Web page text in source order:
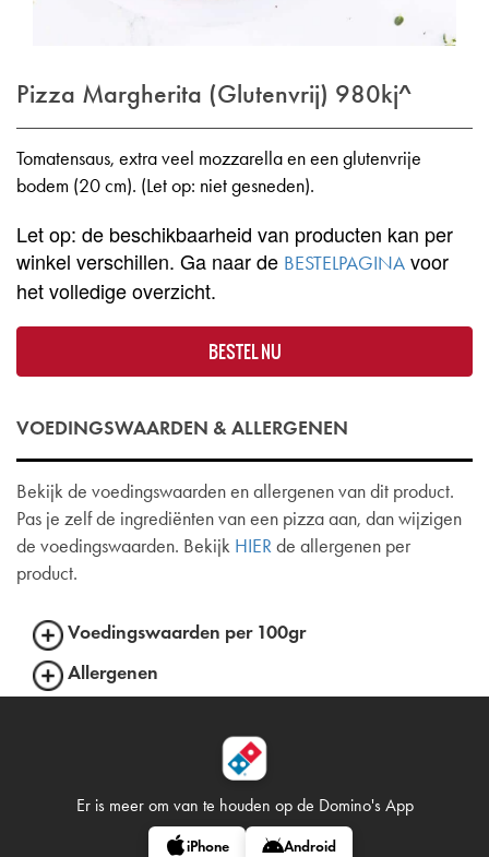
Pizza Margherita (Glutenvrij) 980kj^
Tomatensaus, extra veel mozzarella en een glutenvrije
bodem (20 cm). (Let op: niet gesneden).
Let op: de beschikbaarheid van producten kan per
winkel verschillen. Ga naar de BESTELPAGINA voor
het volledige overzicht.
BESTEL NU
VOEDINGSWAARDEN & ALLERGENEN
Bekijk de voedingswaarden en allergenen van dit product.
Pas je zelf de ingrediënten van een pizza aan, dan wijzigen
de voedingswaarden. Bekijk HIERde allergenen per
product.
Voedingswaarden per 100gr
Allergenen
Er is meer om van te houden op de Domino's App
iPhone Android